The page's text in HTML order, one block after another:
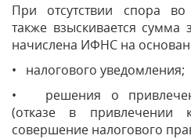
При отсутствии спора
также взыскивается сумма
начислена ИФНС на
• налогового уведомления;
• решения о
(отказе в привлечении
совершение налогового